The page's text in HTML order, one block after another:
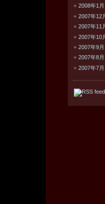
2008年1月
2007年12
2007年11
2007年10
2007年9月
2007年8月
2007年7月